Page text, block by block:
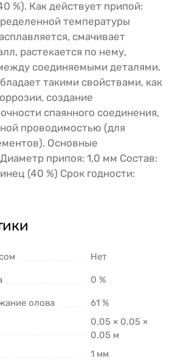
%). Как действует припой:
температуры
смачивает
растекается по нему,
соединяемыми деталями.
такими свойствами, как
создание
спаянного соединения,
проводимостью (для
Основные
припоя: 1,0 мм Состав:
(40 %) Срок годности:
Нет
0 %
олова 61 %
0.05 × 0.05 ×
0.05 м
1 мм